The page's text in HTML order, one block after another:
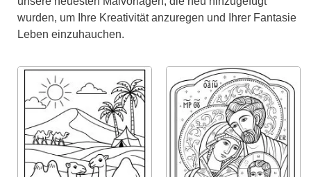
wurden, um Ihre Kreativität anzuregen und Ihrer Fantasie
Leben einzuhauchen.